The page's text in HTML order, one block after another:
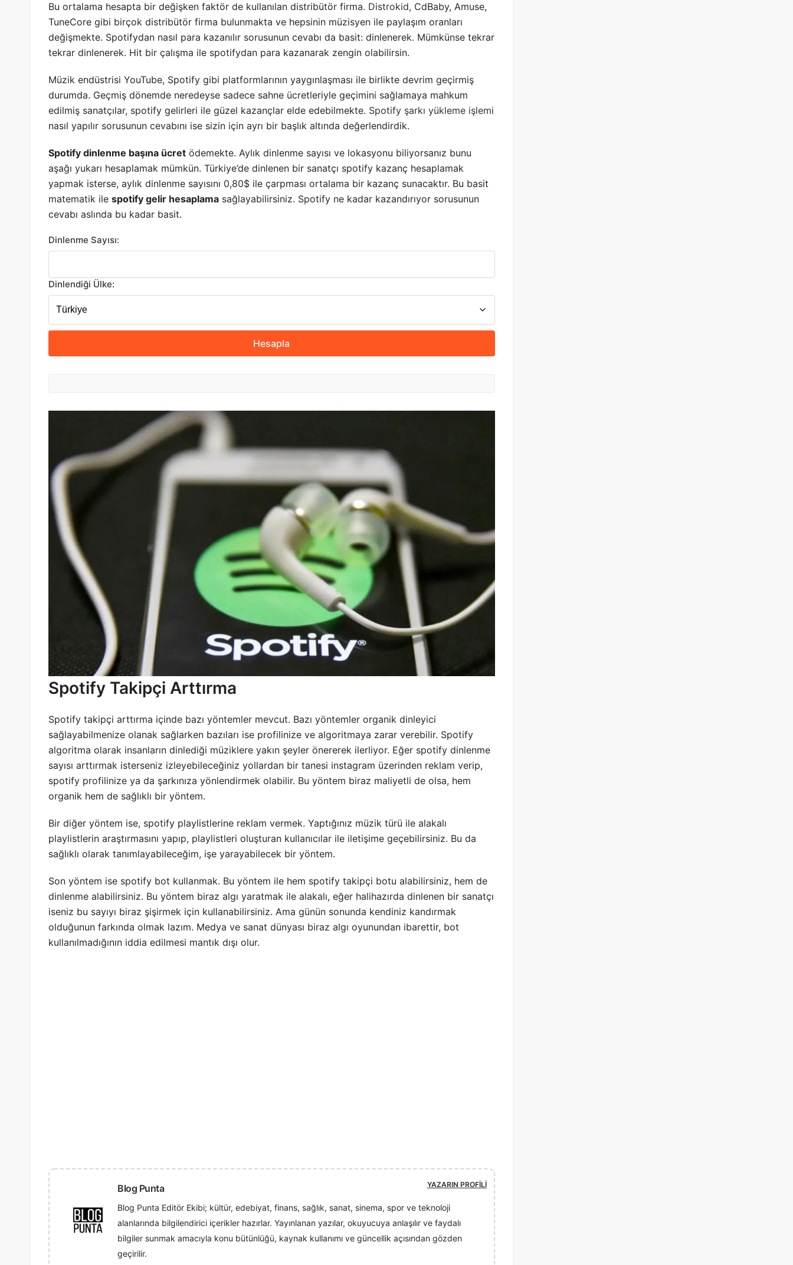
Bu ortalama hesapta bir değişken faktör de kullanılan distribütör firma. Distrokid, CdBaby, Amuse,
TuneCore gibi birçok distribütör firma bulunmakta ve hepsinin müzisyen ile paylaşım oranları
değişmekte. Spotifydan nasıl para kazanılır sorusunun cevabı da basit: dinlenerek. Mümkünse tekrar
tekrar dinlenerek. Hit bir çalışma ile spotifydan para kazanarak zengin olabilirsin.
Müzik endüstrisi YouTube, Spotify gibi platformlarının yaygınlaşması ile birlikte devrim geçirmiş
durumda. Geçmiş dönemde neredeyse sadece sahne ücretleriyle geçimini sağlamaya mahkum
edilmiş sanatçılar, spotify gelirleri ile güzel kazançlar elde edebilmekte. Spotify şarkı yükleme işlemi
nasıl yapılır sorusunun cevabını ise sizin için ayrı bir başlık altında değerlendirdik.
Spotify dinlenme başına ücret ödemekte. Aylık dinlenme sayısı ve lokasyonu biliyorsanız bunu
aşağı yukarı hesaplamak mümkün. Türkiye’de dinlenen bir sanatçı spotify kazanç hesaplamak
yapmak isterse, aylık dinlenme sayısını 0,80$ ile çarpması ortalama bir kazanç sunacaktır. Bu basit
matematik ile spotify gelir hesaplama sağlayabilirsiniz. Spotify ne kadar kazandırıyor sorusunun
cevabı aslında bu kadar basit.
Dinlenme Sayısı:
Dinlendiği Ülke:
Hesapla
Spotify Takipçi Arttırma
Spotify takipçi arttırma içinde bazı yöntemler mevcut. Bazı yöntemler organik dinleyici
sağlayabilmenize olanak sağlarken bazıları ise profilinize ve algoritmaya zarar verebilir. Spotify
algoritma olarak insanların dinlediği müziklere yakın şeyler önererek ilerliyor. Eğer spotify dinlenme
sayısı arttırmak isterseniz izleyebileceğiniz yollardan bir tanesi instagram üzerinden reklam verip,
spotify profilinize ya da şarkınıza yönlendirmek olabilir. Bu yöntem biraz maliyetli de olsa, hem
organik hem de sağlıklı bir yöntem.
Bir diğer yöntem ise, spotify playlistlerine reklam vermek. Yaptığınız müzik türü ile alakalı
playlistlerin araştırmasını yapıp, playlistleri oluşturan kullanıcılar ile iletişime geçebilirsiniz. Bu da
sağlıklı olarak tanımlayabileceğim, işe yarayabilecek bir yöntem.
Son yöntem ise spotify bot kullanmak. Bu yöntem ile hem spotify takipçi botu alabilirsiniz, hem de
dinlenme alabilirsiniz. Bu yöntem biraz algı yaratmak ile alakalı, eğer halihazırda dinlenen bir sanatçı
iseniz bu sayıyı biraz şişirmek için kullanabilirsiniz. Ama günün sonunda kendiniz kandırmak
olduğunun farkında olmak lazım. Medya ve sanat dünyası biraz algı oyunundan ibarettir, bot
kullanılmadığının iddia edilmesi mantık dışı olur.
Blog Punta
Blog Punta Editör Ekibi; kültür, edebiyat, finans, sağlık, sanat, sinema, spor ve teknoloji
alanlarında bilgilendirici içerikler hazırlar. Yayınlanan yazılar, okuyucuya anlaşılır ve faydalı
bilgiler sunmak amacıyla konu bütünlüğü, kaynak kullanımı ve güncellik açısından gözden
geçirilir.
YAZARIN PROFILI